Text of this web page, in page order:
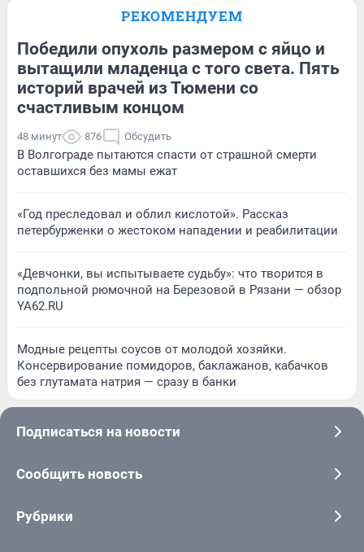
РЕКОМЕНДУЕМ
Победили опухоль размером с яйцо и
вытащили младенца с того света. Пять
историй врачей из Тюмени со
счастливым концом
48 минут 876 Обсудить
В Волгограде пытаются спасти от страшной смерти
оставшихся без мамы ежат
«Год преследовал и облил кислотой». Рассказ
петербурженки о жестоком нападении и реабилитации
«Девчонки, вы испытываете судьбу»: что творится в
подпольной рюмочной на Березовой в Рязани — обзор
YA62.RU
Модные рецепты соусов от молодой хозяйки.
Консервирование помидоров, баклажанов, кабачков
без глутамата натрия — сразу в банки
Подписаться на новости
Сообщить новость
Рубрики